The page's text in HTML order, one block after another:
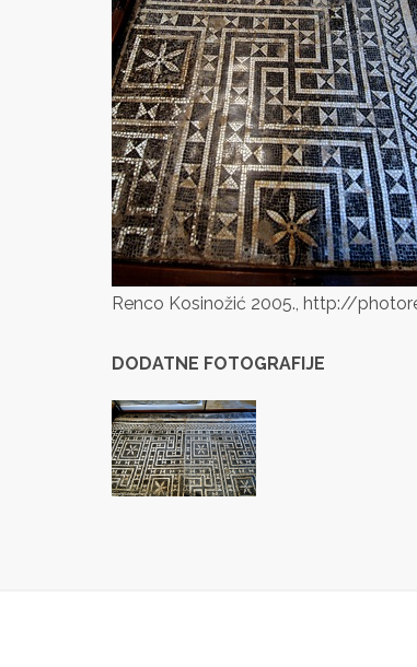
Renco Kosinožić 2005., http://
DODATNE FOTOGRAFIJE